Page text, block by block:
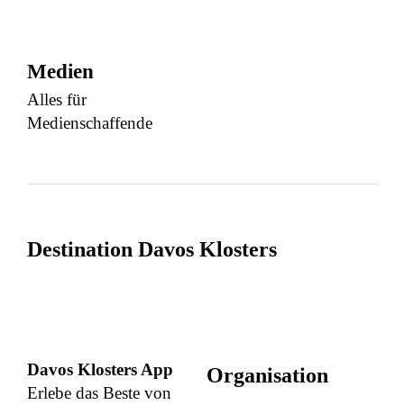
Medien
Alles für
Medienschaffende
Destination Davos Klosters
Davos Klosters App
Erlebe das Beste von
Organisation